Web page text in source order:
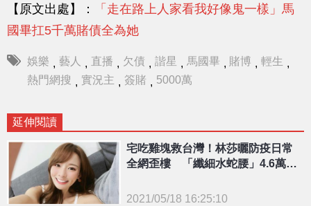
【原文出處】：
「走在路上人家看我好像鬼一樣」馬
國畢扛5千萬賭債全為她
娛樂 , 藝人 , 直播 , 欠債 , 諧星 , 馬國畢 , 賭博 , 輕生 ,
熱門網搜 , 實況主 , 簽賭 , 5000萬
延伸閱讀
宅吃雞塊救台灣！林莎曬防疫日常
全網歪樓 「纖細水蛇腰」4.6萬粉
2021/05/18 16:25:10